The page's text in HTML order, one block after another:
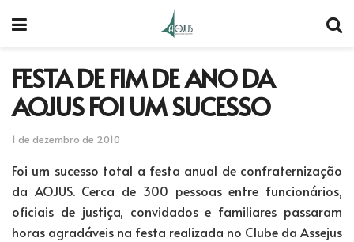
FESTA DE FIM DE ANO DA
AOJUS FOI UM SUCESSO
1 de dezembro de 2010
Foi um sucesso total a festa anual de confraternização
da AOJUS. Cerca de 300 pessoas entre funcionários,
oficiais de justiça, convidados e familiares passaram
horas agradáveis na festa realizada no Clube da Assejus